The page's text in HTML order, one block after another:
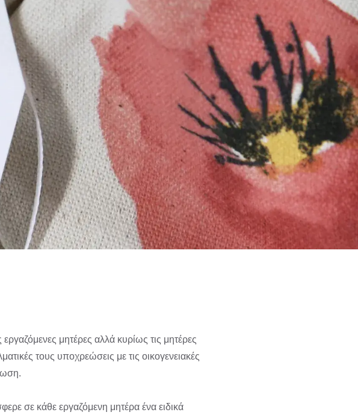
μητέρες αλλά κυρίως τις μητέρες
τους υποχρεώσεις με τις οικογενειακές
σε κάθε εργαζόμενη μητέρα ένα ειδικά